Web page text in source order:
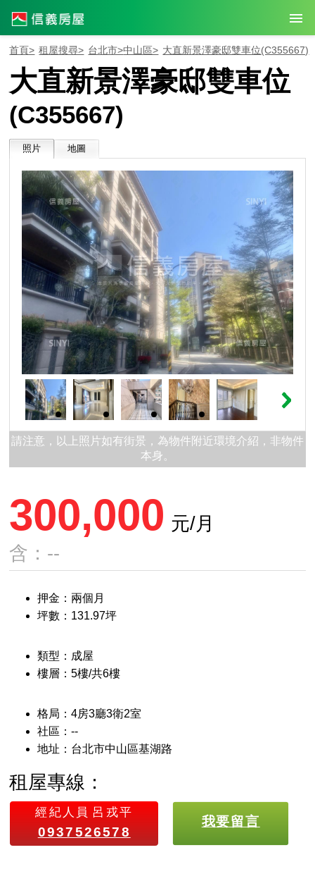
首頁> 租屋搜尋> 台北市>中山區> 大直新景澤豪邸雙車位(C355667)
大直新景澤豪邸雙車位
(C355667)
照片 地圖
請注意，以上照片如有街景，為物件附近環境介紹，非物件
本身。
300,000 元/月
含：--
押金：兩個月
坪數：131.97坪
類型：成屋
樓層：5樓/共6樓
格局：4房3廳3衛2室
社區：--
地址：台北市中山區基湖路
租屋專線：
經紀人員 呂戎平
0937526578
我要留言